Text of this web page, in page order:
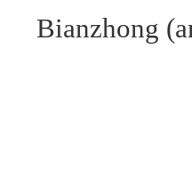
Bianzhong